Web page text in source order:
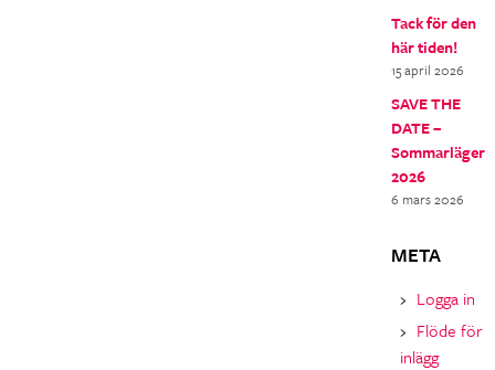
Tack för den
här tiden!
15 april 2026
SAVE THE
DATE –
Sommarläger
2026
6 mars 2026
META
Logga in
Flöde för
inlägg